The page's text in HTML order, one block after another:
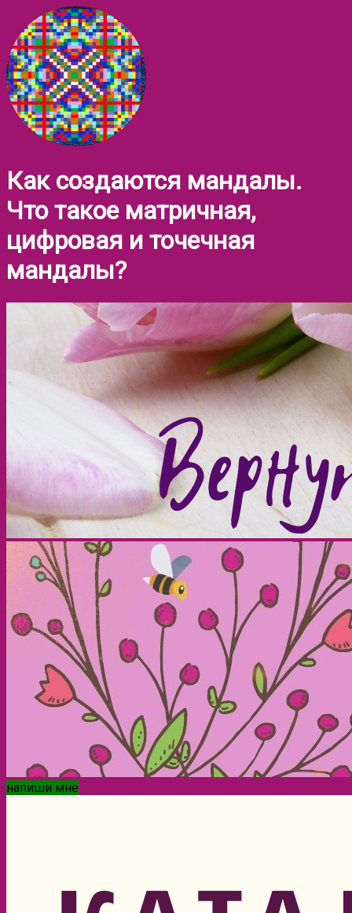
Как создаются мандалы.
Что такое матричная,
цифровая и точечная
мандалы?
напиши мне